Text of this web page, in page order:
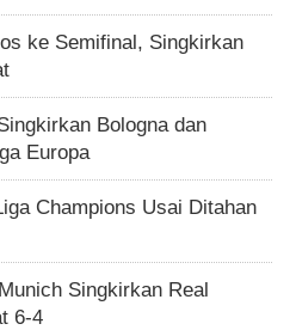
ke Semifinal, Singkirkan
Bologna dan
Europa
Champions Usai Ditahan
Singkirkan Real
6-4